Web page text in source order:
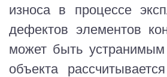
износа в процессе
дефектов элементов
может быть
объекта